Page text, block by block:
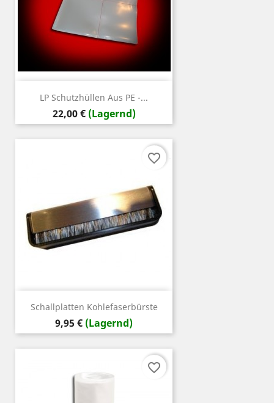
LP Schutzhüllen Aus PE -...
Preis
22,00 € (Lagernd)
Schallplatten Kohlefaserbürste
Preis
9,95 € (Lagernd)
favorite_border
favorite_border